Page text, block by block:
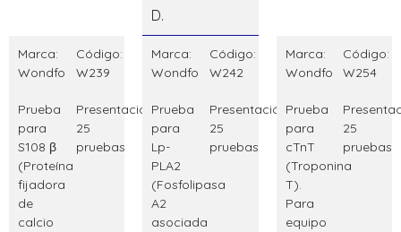
Marca:
Wondfo
Código:
W239
Prueba
para
S108 β
(Proteína
fijadora
de
calcio
Presentación:
25
pruebas
Marca:
Wondfo
Código:
W242
Prueba
para
Lp-
PLA2
(Fosfolipasa
A2
asociada
Presentación:
25
pruebas
Marca:
Wondfo
Código:
W254
Prueba
para
cTnT
(Troponina
T).
Para
equipo
25
pruebas